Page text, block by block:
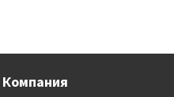
Компания